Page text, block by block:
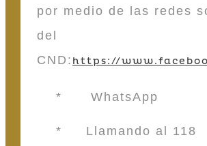
por medio de las redes
del
CND: https://
* WhatsApp
* Llamando al 118